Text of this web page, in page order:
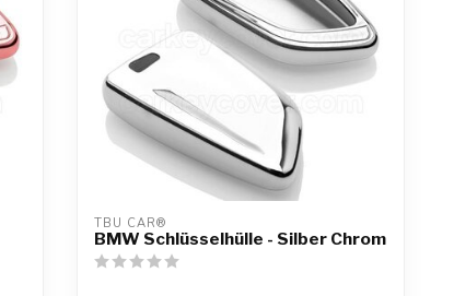
TBU CAR®
BMW Schlüsselhülle - Silber Chrom